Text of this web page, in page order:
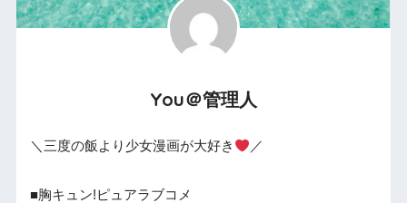
You＠管理人
＼三度の飯より少女漫画が大好き ／
■胸キュン!ピュアラブコメ